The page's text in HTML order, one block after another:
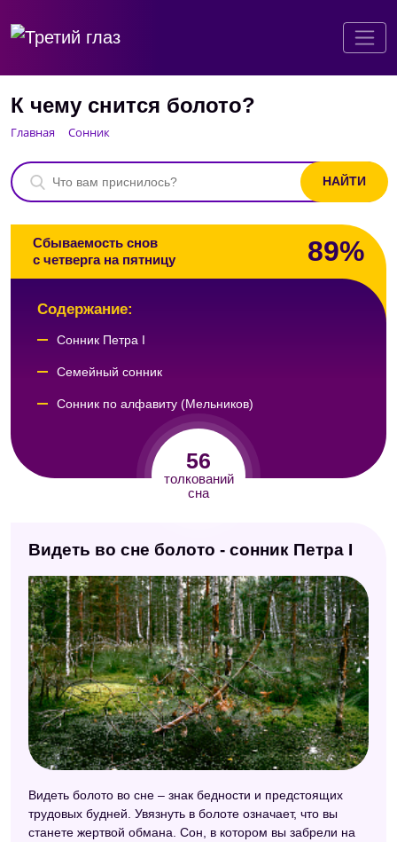
К чему снится болото?
Главная Сонник
Сбываемость снов
с четверга на пятницу
89%
56
толкований
сна
Содержание:
Сонник Петра I
Семейный сонник
Сонник по алфавиту (Мельников)
Психологический сонник
Сонник XXI века
Сонник Таболкина
Сонник для женщин
Сонник Миллера
Сонник Юнга
Сонник Майя
Сонник ХХ века
Сонник Симеона Прозорова
Видеть во сне болото - сонник Петра I
Видеть болото во сне – знак бедности и предстоящих
трудовых будней. Увязнуть в болоте означает, что вы
станете жертвой обмана. Сон, в котором вы забрели на